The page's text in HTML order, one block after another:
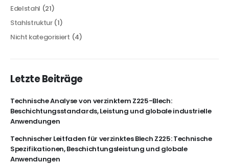
Edelstahl (21)
Stahlstruktur(1)
Nicht kategorisiert (4)
Letzte Beiträge
Technische Analyse von verzinktem Z225-Blech:
Beschichtungsstandards, Leistung und globale industrielle
Anwendungen
Technischer Leitfaden für verzinktes Blech Z225: Technische
Spezifikationen, Beschichtungsleistung und globale
Anwendungen